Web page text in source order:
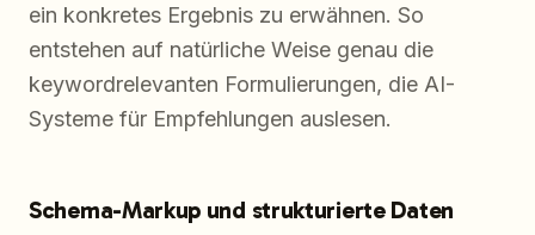
ein konkretes Ergebnis zu erwähnen. So
entstehen auf natürliche Weise genau die
keywordrelevanten Formulierungen, die AI-
Systeme für Empfehlungen auslesen.
Schema-Markup und strukturierte Daten